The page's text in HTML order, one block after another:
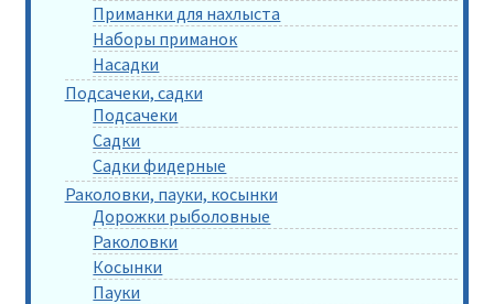
Приманки для нахлыста
Наборы приманок
Насадки
Подсачеки, садки
Подсачеки
Садки
Садки фидерные
Раколовки, пауки, косынки
Дорожки рыболовные
Раколовки
Косынки
Пауки